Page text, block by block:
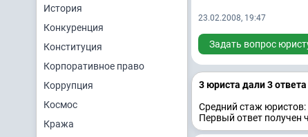
История
Конкуренция
Конституция
Корпоративное право
Коррупция
Космос
Кража
23.02.2008, 19:47
Задать вопрос
3 юристa дали 3
Средний стаж юристов:
Первый ответ получен